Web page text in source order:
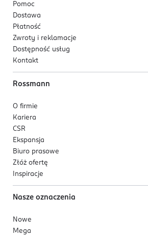
Pomoc
Dostawa
Płatność
Zwroty i reklamacje
Dostępność usług
Kontakt
Rossmann
O firmie
Kariera
CSR
Ekspansja
Biuro prasowe
Złóż ofertę
Inspiracje
Nasze oznaczenia
Nowe
Mega